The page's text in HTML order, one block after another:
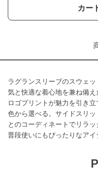
カー
ラグランスリーブのスウェ
気と快適な着心地を兼ね備え
ロゴプリントが魅力を引き
色から選べる。サイドスリ
とのコーディネートでリラ
普段使いにもぴったりなアイ